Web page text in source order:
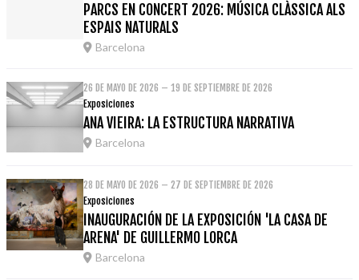
PARCS EN CONCERT 2026: MÚSICA CLÀSSICA ALS
ESPAIS NATURALS
Barcelona
26 DE MAYO DE 2026 – 19 DE SEPTIEMBRE DE 2026
Exposiciones
ANA VIEIRA: LA ESTRUCTURA NARRATIVA
Barcelona
28 DE MAYO DE 2026 – 27 DE SEPTIEMBRE DE 2026
Exposiciones
INAUGURACIÓN DE LA EXPOSICIÓN 'LA CASA DE
ARENA' DE GUILLERMO LORCA
Barcelona